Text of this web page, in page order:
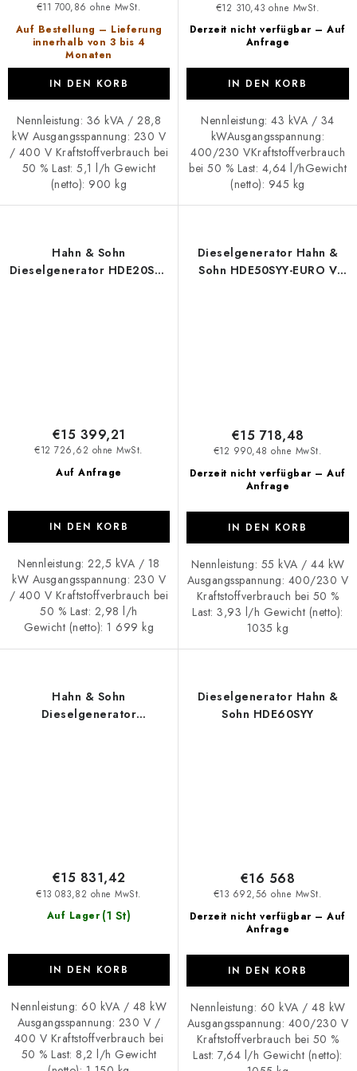
Auf Bestellung – Lieferung
innerhalb von 3 bis 4
Monaten
€11 700,86 ohne MwSt.
IN DEN KORB
Nennleistung: 36 kVA / 28,8
kW Ausgangsspannung: 230 V
/ 400 V Kraftstoffverbrauch bei
50 % Last: 5,1 l/h Gewicht
(netto): 900 kg
Derzeit nicht verfügbar – Auf
Anfrage
€12 310,43 ohne MwSt.
IN DEN KORB
Nennleistung: 43 kVA / 34
kWAusgangsspannung:
400/230 VKraftstoffverbrauch
bei 50 % Last: 4,64 l/hGewicht
(netto): 945 kg
Hahn & Sohn
Dieselgenerator HDE20SS3
Auf Anfrage
€12 726,62 ohne MwSt.
€15 399,21
IN DEN KORB
Nennleistung: 22,5 kVA / 18
kW Ausgangsspannung: 230 V
/ 400 V Kraftstoffverbrauch bei
50 % Last: 2,98 l/h
Gewicht (netto): 1 699 kg
Dieselgenerator Hahn &
Sohn HDE50SYY-EURO V
Derzeit nicht verfügbar – Auf
Anfrage
€12 990,48 ohne MwSt.
€15 718,48
IN DEN KORB
Nennleistung: 55 kVA / 44 kW
Ausgangsspannung: 400/230 V
Kraftstoffverbrauch bei 50 %
Last: 3,93 l/h Gewicht (netto):
1035 kg
Hahn & Sohn
Dieselgenerator
Auf Lager (1 St)
€13 083,82 ohne MwSt.
€15 831,42
IN DEN KORB
Nennleistung: 60 kVA / 48 kW
Ausgangsspannung: 230 V /
400 V Kraftstoffverbrauch bei
50 % Last: 8,2 l/h Gewicht
Dieselgenerator Hahn &
Sohn HDE60SYY
Derzeit nicht verfügbar – Auf
Anfrage
€13 692,56 ohne MwSt.
€16 568
IN DEN KORB
Nennleistung: 60 kVA / 48 kW
Ausgangsspannung: 400/230 V
Kraftstoffverbrauch bei 50 %
Last: 7,64 l/h Gewicht (netto):